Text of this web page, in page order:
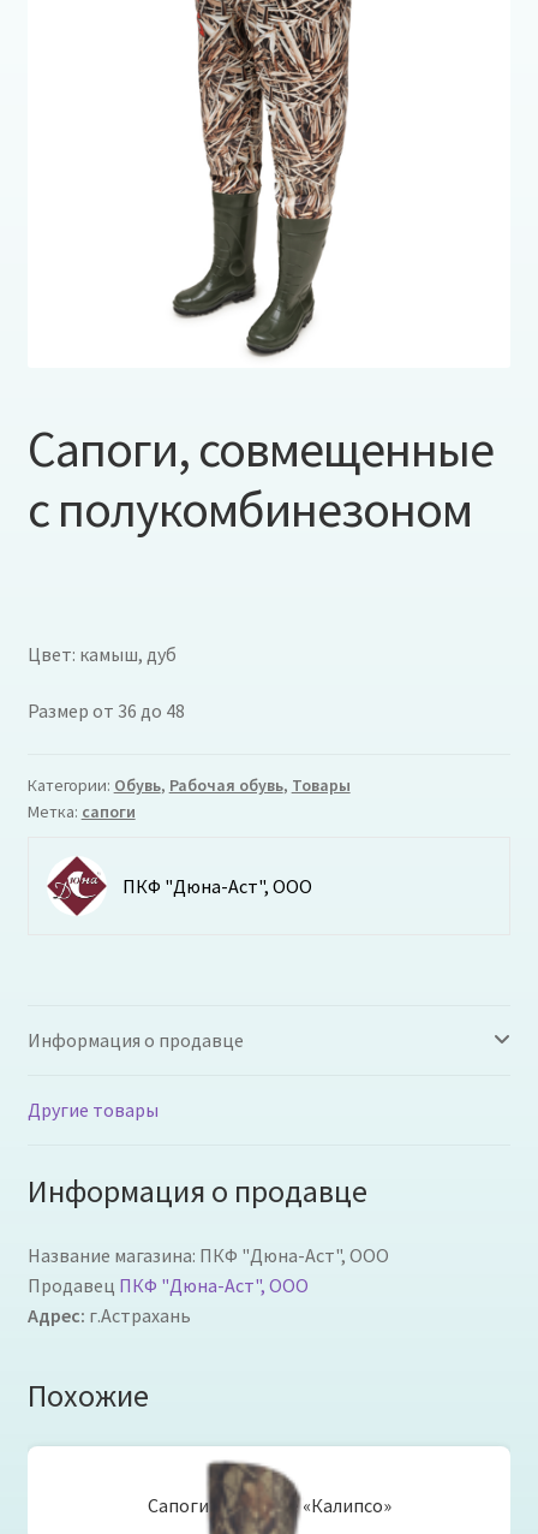
Сапоги, совмещенные
с полукомбинезоном
Цвет: камыш, дуб
Размер от 36 до 48
Категории: Обувь, Рабочая обувь, Товары
Метка: сапоги
ПКФ "Дюна-Аст", ООО
Информация о продавце
Другие товары
Информация о продавце
Название магазина: ПКФ "Дюна-Аст", ООО
Продавец ПКФ "Дюна-Аст", ООО
Адрес: г.Астрахань
Похожие
Сапоги рыбацкие «Калипсо»